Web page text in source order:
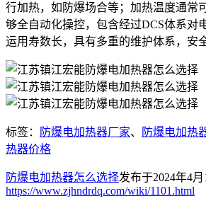
行加热，如防爆场合等；加热温度通常
够全自动化操控，包含经过DCS体系对
运用寿数长，具有多重的维护体系，安
标签： 防爆电加热器厂家、 防爆电加热
热器价格
防爆电加热器怎么选择发布于2024年4
https://www.zjhndrdq.com/wiki/1101.html